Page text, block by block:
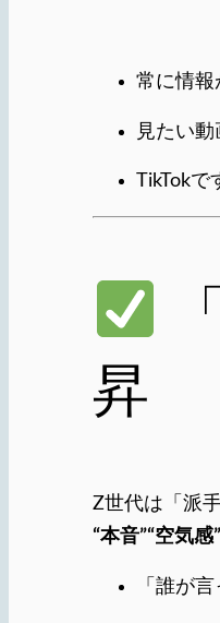
常に情報
見たい
TikTok
昇
Z世代は「派
“本音”“空気
「誰が